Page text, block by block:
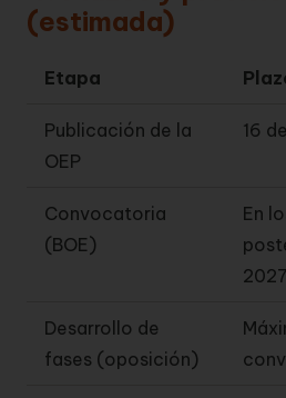
(estimada)
Etapa
Publicación de la
OEP
16
Convocatoria
(BOE)
En
Desarrollo de
fases (oposición)